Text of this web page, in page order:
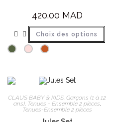
420.00 MAD
Choix des options
CLAUS BABY & KIDS,Garçons (1 à 12
ans), Tenues - Ensemble 2 pièces,
Tenues-Ensemble 2 pièces